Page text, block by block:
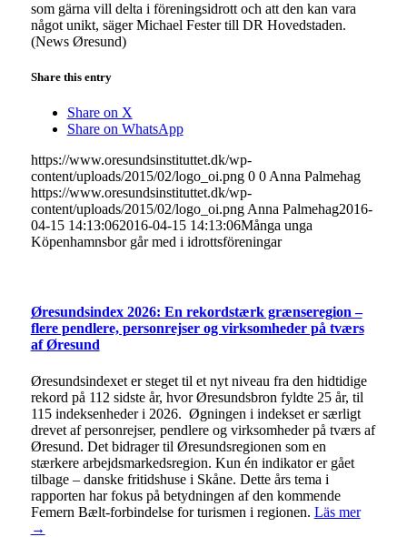
som gärna vill delta i föreningsidrott och att den kan vara
något unikt, säger Michael Fester till DR Hovedstaden.
(News Øresund)
Share this entry
Share on X
Share on WhatsApp
https://www.oresundsinstituttet.dk/wp-
content/uploads/2015/02/logo_oi.png 0 0 Anna Palmehag
https://www.oresundsinstituttet.dk/wp-
content/uploads/2015/02/logo_oi.png Anna Palmehag2016-
04-15 14:13:062016-04-15 14:13:06Många unga
Köpenhamnsbor går med i idrottsföreningar
Øresundsindex 2026: En rekordstærk grænseregion –
flere pendlere, personrejser og virksomheder på tværs
af Øresund
Øresundsindexet er steget til et nyt niveau fra den hidtidige
rekord på 112 sidste år, hvor Øresundsbron fyldte 25 år, til
115 indeksenheder i 2026. Øgningen i indekset er særligt
drevet af personrejser, pendlere og virksomheder på tværs af
Øresund. Det bidrager til Øresundsregionen som en
stærkere arbejdsmarkedsregion. Kun én indikator er gået
tilbage – danske fritidshuse i Skåne. Dette års tema i
rapporten har fokus på betydningen af den kommende
Femern Bælt-forbindelse for turismen i regionen. Läs mer
→